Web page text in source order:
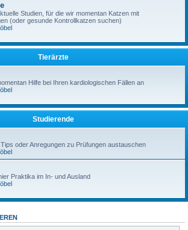
Studien, für die wir momentan Katzen mit
(oder gesunde Kontrollkatzen suchen)
Tierärzte
Hilfe bei Ihren kardiologischen Fällen an
Studierende
oder Anregungen zu Prüfungen austauschen
Praktika im In- und Ausland